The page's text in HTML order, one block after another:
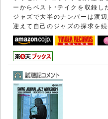
ーからベスト・テイクを収録し
ジャズで大半のナンバーは渡
迎えて自己のジャズの探求を